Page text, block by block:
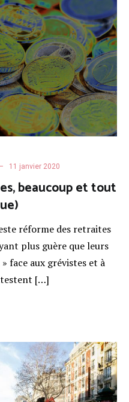
11 janvier 2020
beaucoup et tout
réforme des retraites
plus guère que leurs
face aux grévistes et à
[…]